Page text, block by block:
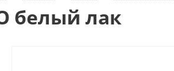
белый лак